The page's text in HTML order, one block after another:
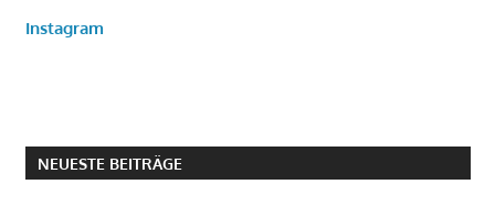
Instagram
NEUESTE BEITRÄGE